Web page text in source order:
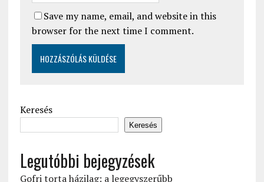
Save my name, email, and website in this
browser for the next time I comment.
Keresés
Keresés
Legutóbbi bejegyzések
Gofri torta házilag: a legegyszerűbb